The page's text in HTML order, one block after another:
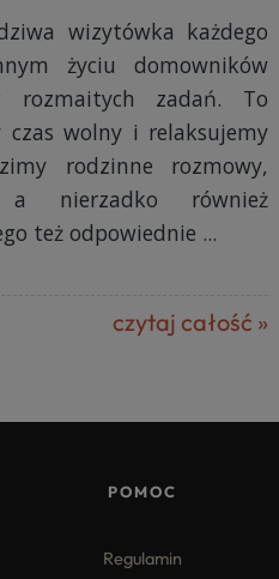
wizytówka każdego
życiu domowników
rozmaitych zadań. To
czas wolny i relaksujemy
rodzinne rozmowy,
a nierzadko również
też odpowiednie ...
czytaj całość »
POMOC
Regulamin